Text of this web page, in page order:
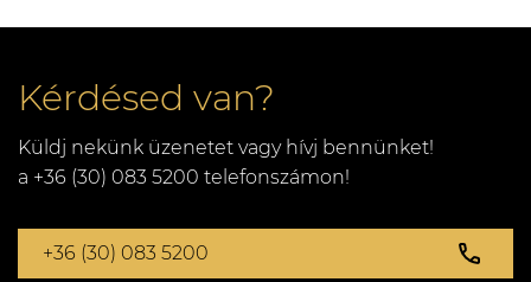
Kérdésed van?
Küldj nekünk üzenetet vagy hívj bennünket!
a +36 (30) 083 5200 telefonszámon!
+36 (30) 083 5200